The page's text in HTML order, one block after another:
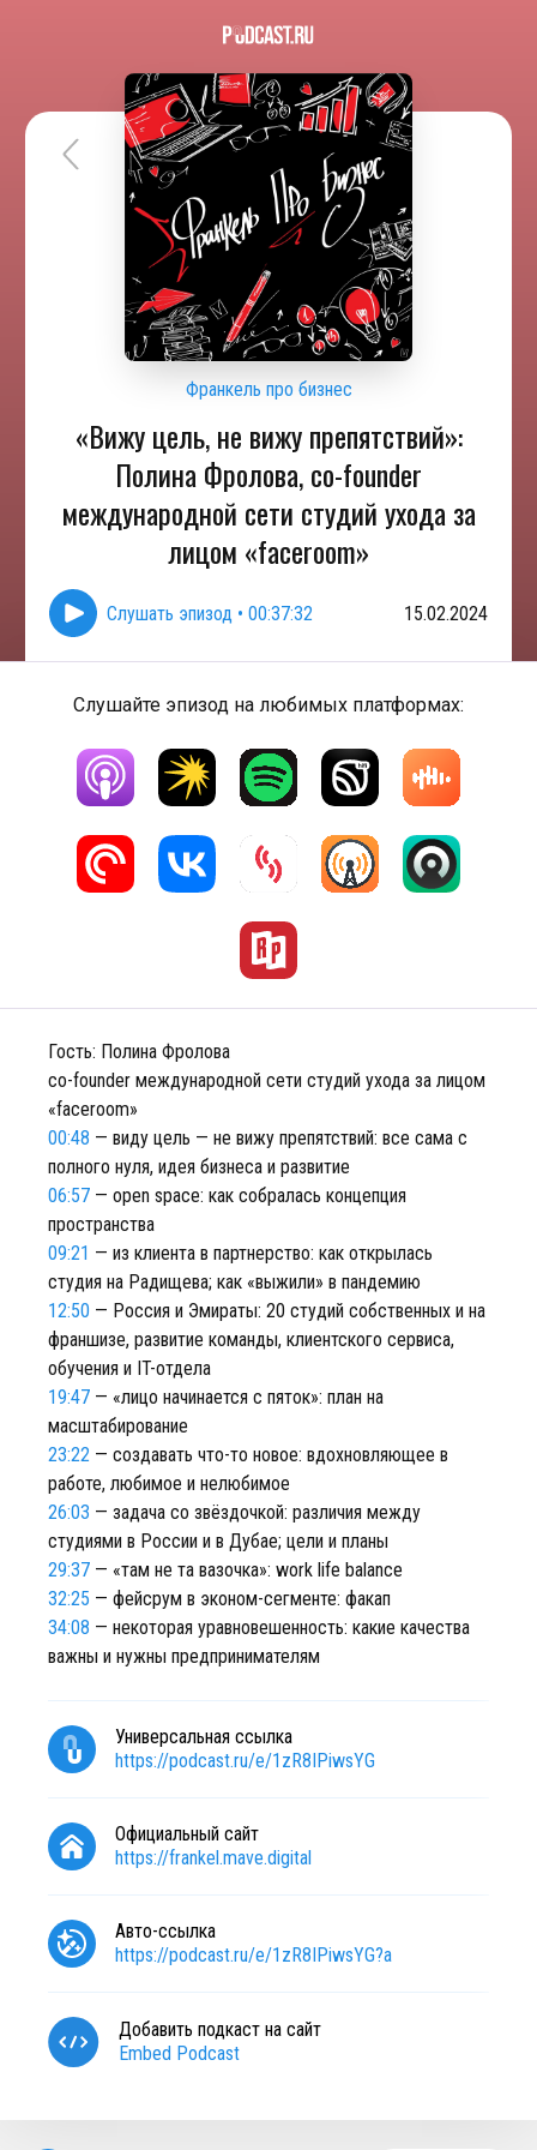
Франкель про бизнес
«Вижу цель, не вижу препятствий»:
Полина Фролова, co-founder
международной сети студий ухода за
лицом «faceroom»
Слушать эпизод • 00:37:32 15.02.2024
Слушайте эпизод на любимых платформах:
Гость: Полина Фролова
co-founder международной сети студий ухода за лицом
«faceroom»
00:48 — виду цель — не вижу препятствий: все сама с
полного нуля, идея бизнеса и развитие
06:57 — open space: как собралась концепция
пространства
09:21 — из клиента в партнерство: как открылась
студия на Радищева; как «выжили» в пандемию
12:50 — Россия и Эмираты: 20 студий собственных и на
франшизе, развитие команды, клиентского сервиса,
обучения и IT-отдела
19:47 — «лицо начинается с пяток»: план на
масштабирование
23:22 — создавать что-то новое: вдохновляющее в
работе, любимое и нелюбимое
26:03 — задача со звёздочкой: различия между
студиями в России и в Дубае; цели и планы
29:37 — «там не та вазочка»: work life balance
32:25 — фейсрум в эконом-сегменте: факап
34:08 — некоторая уравновешенность: какие качества
важны и нужны предпринимателям
Универсальная ссылка
https://podcast.ru/e/1zR8IPiwsYG
Официальный сайт
https://frankel.mave.digital
Авто-ссылка
https://podcast.ru/e/1zR8IPiwsYG?a
Добавить подкаст на сайт
Embed Podcast